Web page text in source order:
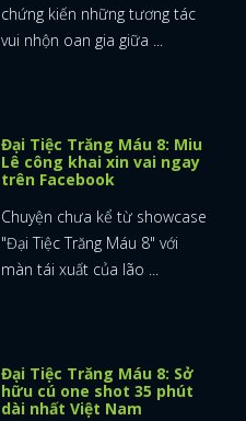
chứng kiến những tương tác
vui nhộn oan gia giữa ...
Đại Tiệc Trăng Máu 8: Miu
Lê công khai xin vai ngay
trên Facebook
Chuyện chưa kể từ showcase
"Đại Tiệc Trăng Máu 8" với
màn tái xuất của lão ...
Đại Tiệc Trăng Máu 8: Sở
hữu cú one shot 35 phút
dài nhất Việt Nam